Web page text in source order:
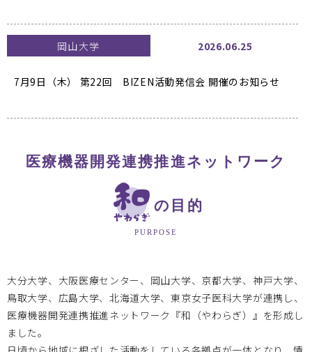
岡山大学 2026.06.25
7月9日（木） 第22回 BIZEN活動発信会 開催のお知らせ
e-Learning】を開講しました
2025年度 岡山大学次世代医療機器開発人材育成プログラ
ム
1/22 第7回医療機器開発コース ハイブリッドセミナー開催
医療機器開発連携推進ネットワーク
の目的
PURPOSE
大分大学、大阪医療センター、岡山大学、京都大学、神戸大学、
鳥取大学、広島大学、北海道大学、東京女子医科大学が連携し、
医療機器開発連携推進ネットワーク『和（やわらぎ）』を形成し
ました。